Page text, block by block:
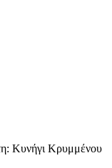
Κυνήγι Κρυμμένου